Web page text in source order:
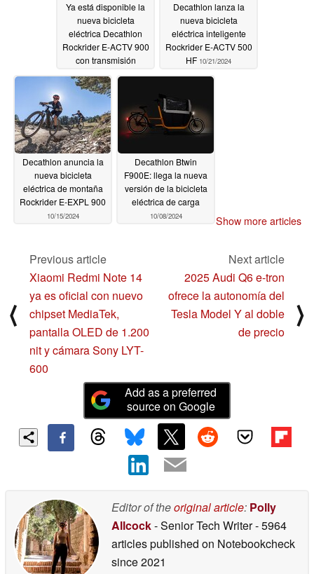
Ya está disponible la
nueva bicicleta
eléctrica Decathlon
Rockrider E-ACTV 900
con transmisión
11/10/2024
Decathlon lanza la
nueva bicicleta
eléctrica inteligente
Rockrider E-ACTV 500
HF 10/21/2024
Decathlon anuncia la
nueva bicicleta
eléctrica de montaña
Rockrider E-EXPL 900
10/15/2024
Decathlon Btwin
F900E: llega la nueva
versión de la bicicleta
eléctrica de carga
10/08/2024 Show more articles
⟨
Previous article
Xiaomi Redmi Note 14
ya es oficial con nuevo
chipset MediaTek,
pantalla OLED de 1.200
nit y cámara Sony LYT-
600
Next article
2025 Audi Q6 e-tron
ofrece la autonomía del
Tesla Model Y al doble
de precio
⟩
Add as a preferred
source on Google
Editor of theoriginal article: Polly
Allcock- Senior Tech Writer- 5964
articles published on Notebookcheck
since 2021